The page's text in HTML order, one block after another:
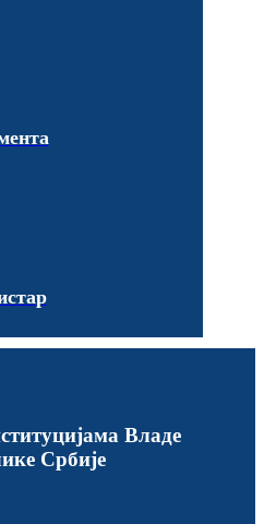
Владе
Србије